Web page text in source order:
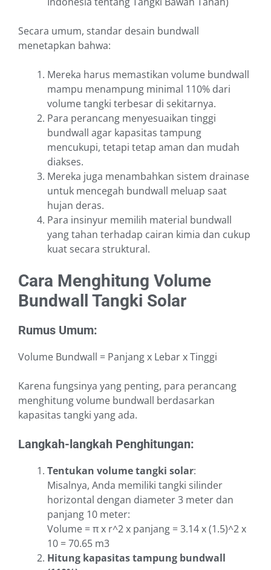
Secara umum, standar desain bundwall
menetapkan bahwa:
Mereka harus memastikan volume bundwall
mampu menampung minimal 110% dari
volume tangki terbesar di sekitarnya.
Para perancang menyesuaikan tinggi
bundwall agar kapasitas tampung
mencukupi, tetapi tetap aman dan mudah
diakses.
Mereka juga menambahkan sistem drainase
untuk mencegah bundwall meluap saat
hujan deras.
Para insinyur memilih material bundwall
yang tahan terhadap cairan kimia dan cukup
kuat secara struktural.
Cara Menghitung Volume
Bundwall Tangki Solar
Rumus Umum:
Volume Bundwall = Panjang x Lebar x Tinggi
Karena fungsinya yang penting, para perancang
menghitung volume bundwall berdasarkan
kapasitas tangki yang ada.
Langkah-langkah Penghitungan:
Tentukan volume tangki solar:
Misalnya, Anda memiliki tangki silinder
horizontal dengan diameter 3 meter dan
panjang 10 meter:
Volume = π x r^2 x panjang = 3.14 x (1.5)^2 x
10 = 70.65 m3
Hitung kapasitas tampung bundwall